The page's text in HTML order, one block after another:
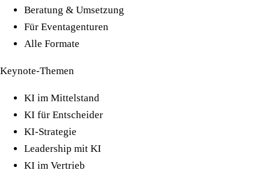
Beratung & Umsetzung
Für Eventagenturen
Alle Formate
Keynote-Themen
KI im Mittelstand
KI für Entscheider
KI-Strategie
Leadership mit KI
KI im Vertrieb